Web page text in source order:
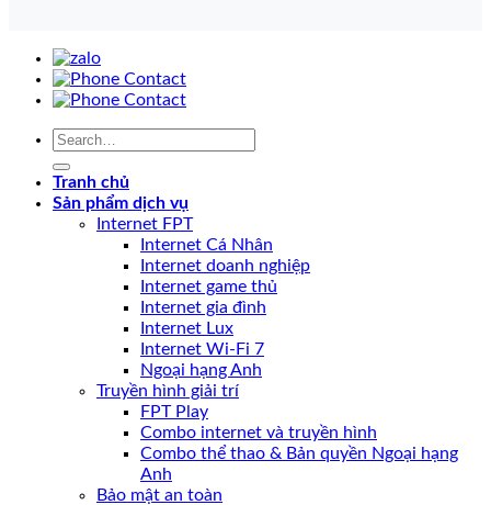
Tranh chủ
Sản phẩm dịch vụ
Internet FPT
Internet Cá Nhân
Internet doanh nghiệp
Internet game thủ
Internet gia đình
Internet Lux
Internet Wi-Fi 7
Ngoại hạng Anh
Truyền hình giải trí
FPT Play
Combo internet và truyền hình
Combo thể thao & Bản quyền Ngoại hạng
Anh
Bảo mật an toàn